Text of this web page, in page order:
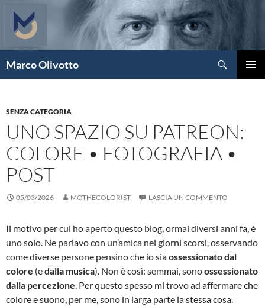
contenuto
Marco Olivotto
SENZA CATEGORIA
UNO SPAZIO SU PATREON:
COLORE • FOTOGRAFIA •
POST
05/03/2026 MOTHECOLORIST LASCIA UN COMMENTO
Il motivo per cui ho aperto questo blog, ormai diversi anni fa, è
uno solo. Ne parlavo con un’amica nei giorni scorsi, osservando
come diverse persone pensino che io siaossessionato dal
colore (edalla musica). Non è così: semmai, sonoossessionato
dalla percezione. Per questo spesso mi trovo ad affermare che
colore e suono, per me, sono in larga parte la stessa cosa.